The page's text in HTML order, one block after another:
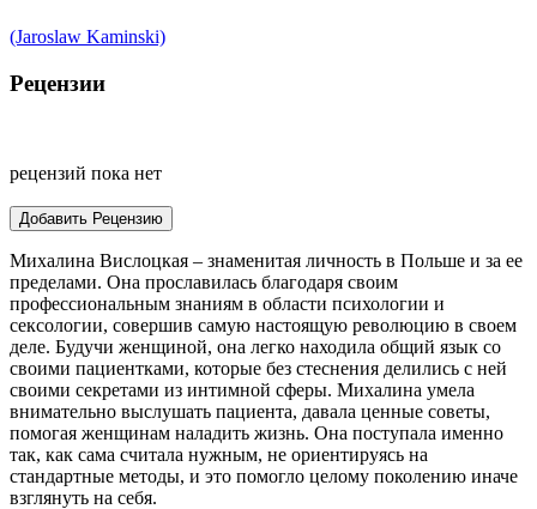
(Jaroslaw Kaminski)
Рецензии
рецензий пока нет
Добавить Рецензию
Михалина Вислоцкая – знаменитая личность в Польше и за ее
пределами. Она прославилась благодаря своим
профессиональным знаниям в области психологии и
сексологии, совершив самую настоящую революцию в своем
деле. Будучи женщиной, она легко находила общий язык со
своими пациентками, которые без стеснения делились с ней
своими секретами из интимной сферы. Михалина умела
внимательно выслушать пациента, давала ценные советы,
помогая женщинам наладить жизнь. Она поступала именно
так, как сама считала нужным, не ориентируясь на
стандартные методы, и это помогло целому поколению иначе
взглянуть на себя.